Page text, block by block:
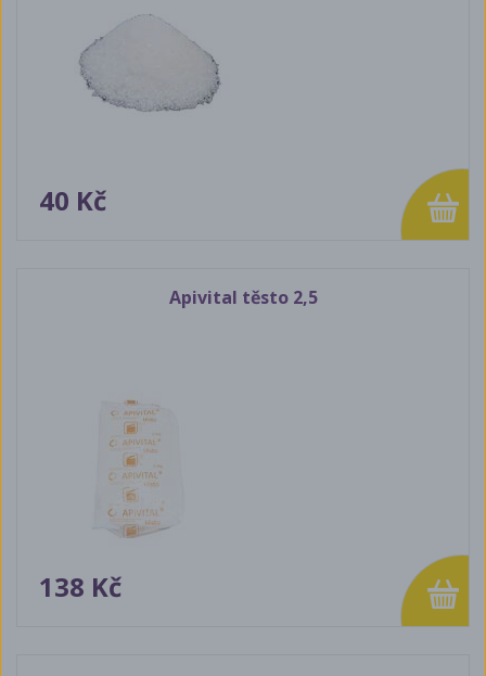
40 Kč
Apivital těsto 2,5
138 Kč